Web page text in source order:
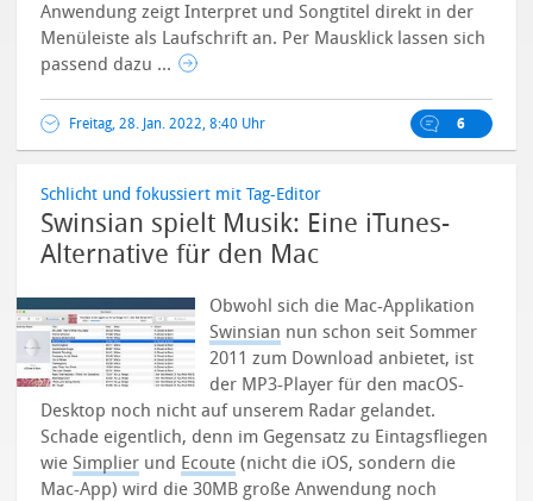
Anwendung zeigt Interpret und Songtitel direkt in der
Menüleiste als Laufschrift an. Per Mausklick lassen sich
passend dazu ...
Freitag, 28. Jan. 2022, 8:40 Uhr 6
Schlicht und fokussiert mit Tag-Editor
Swinsian spielt Musik: Eine iTunes-
Alternative für den Mac
Obwohl sich die Mac-Applikation
Swinsian nun schon seit Sommer
2011 zum Download anbietet, ist
der MP3-Player für den macOS-
Desktop noch nicht auf unserem Radar gelandet.
Schade eigentlich, denn im Gegensatz zu Eintagsfliegen
wieSimplier und Ecoute (nicht die iOS, sondern die
Mac-App) wird die 30MB große Anwendung noch